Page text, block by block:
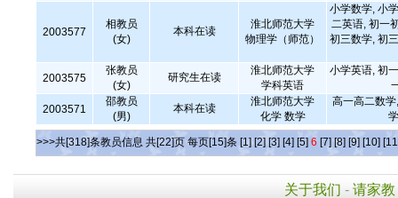
2003577
相教员
(女)
本科在读
淮北师范大学
物理学（师范）
小学数学, 小
二英语, 初一
初三数学, 初
2003575
张教员
(女)
研究生在读
淮北师范大学
学科英语
小学英语, 初
2003571
邵教员
(男)
本科在读
淮北师范大学
化学 数学
高一高二数
>>>共[318]条教员信息 共[22]页 每页[15]条 [1] [2] [3] [4] [5] 6 [7] [8] [9] [10]
关于我们 - 请家教